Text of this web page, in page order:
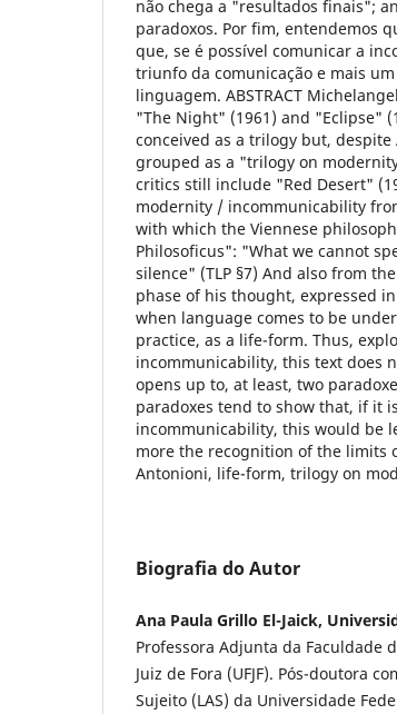
não chega a "resultados finais";
paradoxos. Por fim, entendemos
que, se é possível comunicar a
triunfo da comunicação e mais
linguagem. ABSTRACT
"The Night" (1961) and "Eclipse"
conceived as a trilogy but,
grouped as a "trilogy on
critics still include "Red Desert"
modernity / incommunicability
with which the Viennese
Philosoficus": "What we cannot
silence" (TLP §7) And also from
phase of his thought, expressed
when language comes to be
practice, as a life-form. Thus,
incommunicability, this text does
opens up to, at least, two
paradoxes tend to show that, if it
incommunicability, this would be
more the recognition of the limits
Antonioni, life-form, trilogy on
Biografia do Autor
Ana Paula Grillo El-Jaick,
Professora Adjunta da Faculdade
Juiz de Fora (UFJF). Pós-doutora
Sujeito (LAS) da Universidade